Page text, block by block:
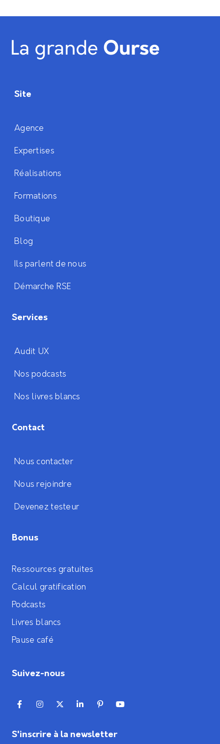
Site
Agence
Expertises
Réalisations
Formations
Boutique
Blog
Ils parlent de nous
Démarche RSE
Services
Audit UX
Nos podcasts
Nos livres blancs
Contact
Nous contacter
Nous rejoindre
Devenez testeur
Bonus
Ressources gratuites
Calcul gratification
Podcasts
Livres blancs
Pause café
Suivez-nous
S'inscrire à la newsletter